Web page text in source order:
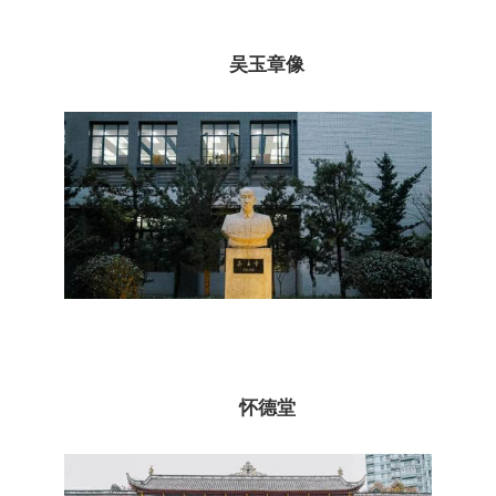
吴玉章像
怀德堂